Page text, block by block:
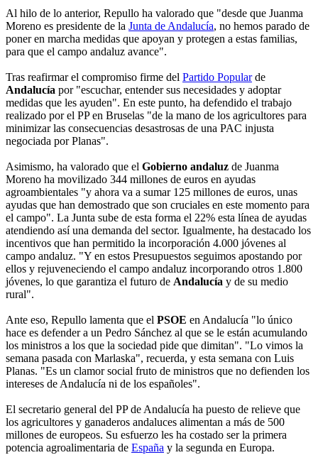
Al hilo de lo anterior, Repullo ha valorado que "desde que Juanma
Moreno es presidente de la Junta de Andalucía, no hemos parado de
poner en marcha medidas que apoyan y protegen a estas familias,
para que el campo andaluz avance".
Tras reafirmar el compromiso firme del Partido Popularde
Andalucía por "escuchar, entender sus necesidades y adoptar
medidas que les ayuden". En este punto, ha defendido el trabajo
realizado por el PP en Bruselas "de la mano de los agricultores para
minimizar las consecuencias desastrosas de una PAC injusta
negociada por Planas".
Asimismo, ha valorado que el Gobierno andaluz de Juanma
Moreno ha movilizado 344 millones de euros en ayudas
agroambientales "y ahora va a sumar 125 millones de euros, unas
ayudas que han demostrado que son cruciales en este momento para
el campo". La Junta sube de esta forma el 22% esta línea de ayudas
atendiendo así una demanda del sector. Igualmente, ha destacado los
incentivos que han permitido la incorporación 4.000 jóvenes al
campo andaluz. "Y en estos Presupuestos seguimos apostando por
ellos y rejuveneciendo el campo andaluz incorporando otros 1.800
jóvenes, lo que garantiza el futuro de Andalucía y de su medio
rural".
Ante eso, Repullo lamenta que el PSOE en Andalucía "lo único
hace es defender a un Pedro Sánchez al que se le están acumulando
los ministros a los que la sociedad pide que dimitan". "Lo vimos la
semana pasada con Marlaska", recuerda, y esta semana con Luis
Planas. "Es un clamor social fruto de ministros que no defienden los
intereses de Andalucía ni de los españoles".
El secretario general del PP de Andalucía ha puesto de relieve que
los agricultores y ganaderos andaluces alimentan a más de 500
millones de europeos. Su esfuerzo les ha costado ser la primera
potencia agroalimentaria de España y la segunda en Europa.